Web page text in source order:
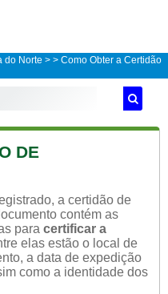
do Norte > > Como Obter a Certidão
DE
a certidão de
contém as
para certificar a
elas estão o local de
a data de expedição
como a identidade dos